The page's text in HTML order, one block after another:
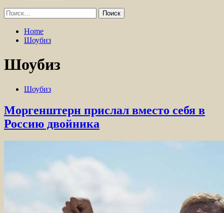
Найти:
Home
Шоубиз
Шоубиз
Шоубиз
Моргенштерн прислал вместо себя в
Россию двойника